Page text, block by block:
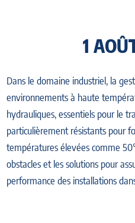
1
Dans le domaine industriel, la
environnements à haute
hydrauliques, essentiels pour le
particulièrement résistants pour
températures élevées comme
obstacles et les solutions pour
performance des installations